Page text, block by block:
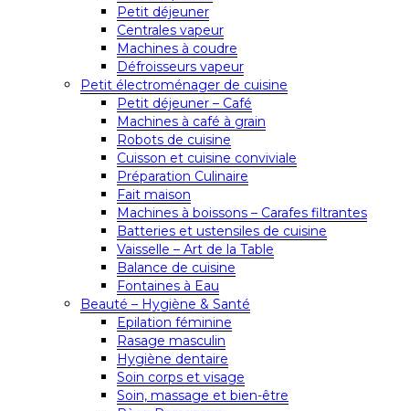
Petit déjeuner
Centrales vapeur
Machines à coudre
Défroisseurs vapeur
Petit électroménager de cuisine
Petit déjeuner – Café
Machines à café à grain
Robots de cuisine
Cuisson et cuisine conviviale
Préparation Culinaire
Fait maison
Machines à boissons – Carafes filtrantes
Batteries et ustensiles de cuisine
Vaisselle – Art de la Table
Balance de cuisine
Fontaines à Eau
Beauté – Hygiène & Santé
Epilation féminine
Rasage masculin
Hygiène dentaire
Soin corps et visage
Soin, massage et bien-être